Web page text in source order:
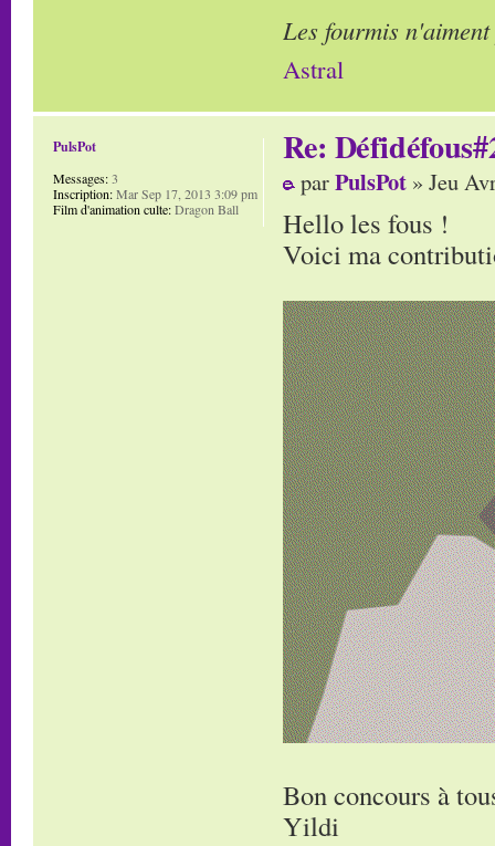
Les fourmis
Astral
Re:
parPulsPot » Jeu
Hello les fous !
Voici ma
Bon concours à
Yildi
PulsPot
Messages:3
Inscription:Mar Sep 17, 2013 3:09 pm
Film d'animation culte:Dragon Ball